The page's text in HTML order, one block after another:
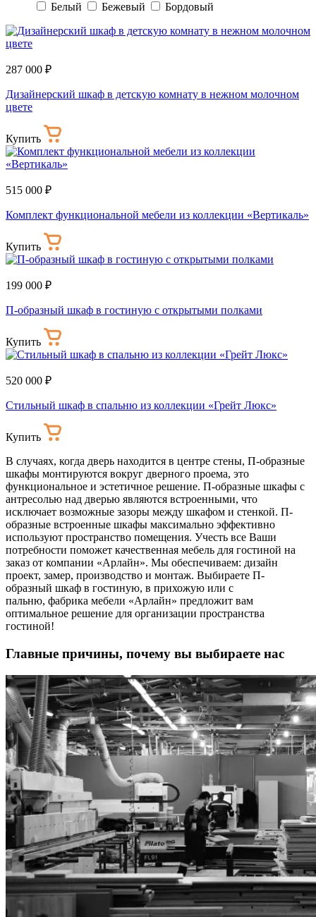
Белый
Бежевый Бордовый
287 000 ₽
Дизайнерский шкаф в детскую комнату в нежном молочном
цвете
Купить
515 000 ₽
Комплект функциональной мебели из коллекции «Вертикаль»
Купить
199 000 ₽
П-образный шкаф в гостиную с открытыми полками
Купить
520 000 ₽
Стильный шкаф в спальню из коллекции «Грейт Люкс»
Купить
В случаях, когда дверь находится в центре стены, П-образные
шкафы монтируются вокруг дверного проема, это
функциональное и эстетичное решение. П-образные шкафы с
антресолью над дверью являются встроенными, что
исключает возможные зазоры между шкафом и стенкой. П-
образные встроенные шкафы максимально эффективно
используют пространство помещения. Учесть все Ваши
потребности поможет качественная мебель для гостиной на
заказ от компании «Арлайн». Мы обеспечиваем: дизайн
проект, замер, производство и монтаж. Выбираете П-
образный шкаф в гостиную, в прихожую или с
пальню, фабрика мебели «Арлайн» предложит вам
оптимальное решение для организации пространства
гостиной!
Главные причины, почему вы выбираете нас